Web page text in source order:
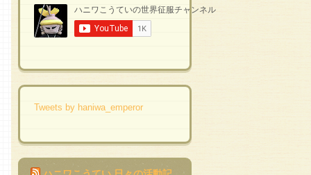
Tweets by haniwa_emperor